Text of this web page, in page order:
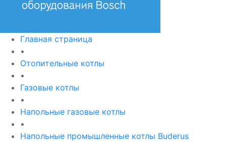
Главная страница
•
Отопительные котлы
•
Газовые котлы
•
Напольные газовые котлы
•
Напольные промышленные котлы Buderus